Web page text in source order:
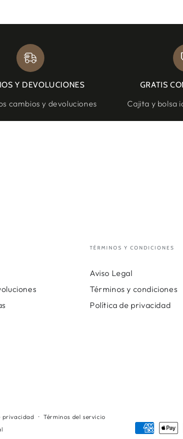
Y DEVOLUCIONES
cambios y devoluciones
GRATIS
Cajita y bolsa
TÉRMINOS Y CONDICIONES
Aviso Legal
Términos y condiciones
Política de privacidad
privacidad
Términos del servicio
Métodos